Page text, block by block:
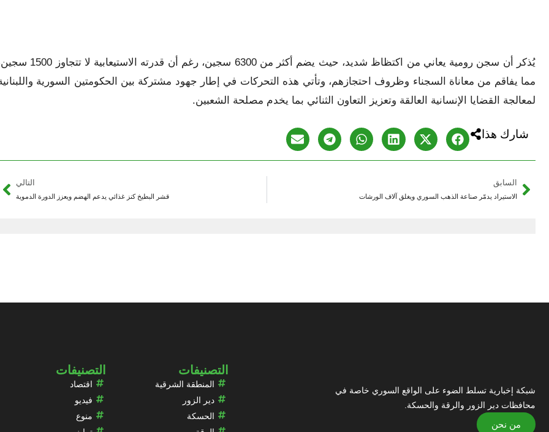
يُذكر أن سجن رومية يعاني من اكتظاظ شديد، حيث يضم أكثر من 6300 سجين، رغم أن قدرته الاستيعابية لا
مما يفاقم من معاناة السجناء وظروف احتجازهم، وتأتي هذه التحركات في إطار جهود مشتركة بين الحكومتين السورية
لمعالجة القضايا الإنسانية العالقة وتعزيز التعاون الثنائي بما يخدم مصلحة الشعبين.
شارك هذا
السابق
الاستيراد يدمّر صناعة الذهب السوري ويغلق آلاف الورشات
التالي
قشر البطيخ كنز غذائي يدعم الهضم ويعزز الدورة الدموية
شبكة إخبارية تسلط الضوء على الواقع السوري خاصة في
محافظات دير الزور والرقة والحسكة.
من نحن
التصنيفات
المنطقة الشرقية
دير الزور
الحسكة
التصنيفات
اقتصاد
فيديو
منوع